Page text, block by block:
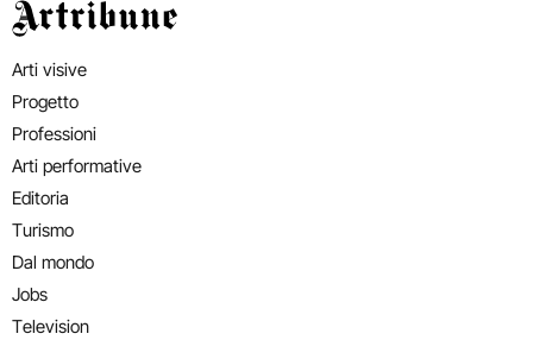
Artribune
Arti visive
Progetto
Professioni
Arti performative
Editoria
Turismo
Dal mondo
Jobs
Television